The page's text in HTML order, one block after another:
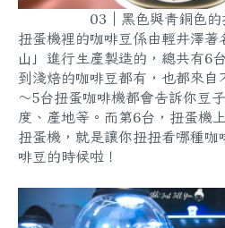
03｜黑色與青銅色的
扭蛋機裡的咖啡豆係由輕井澤著
山」 進行生產製造的，總共有6
到淺焙的咖啡豆都有，也都來自
～5台扭蛋咖啡機都會告訴你豆
度、產地等。而第6台，扭蛋機
扭蛋機，就是讓你扭扭看哪種咖
啡豆的時候啦！